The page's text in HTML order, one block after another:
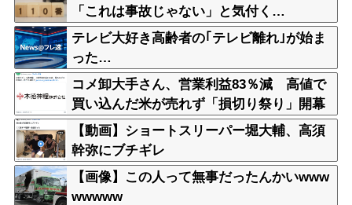
「これは事故じゃない」と気付く…
テレビ大好き高齢者の｢テレビ離れ｣が始ま
った…
コメ卸大手さん、営業利益83％減 高値で
買い込んだ米が売れず「損切り祭り」開幕
へ【動画】ショートスリーパー堀大輔、高須
幹弥にブチギレ
【画像】この人って無事だったんかいwww
wwwww